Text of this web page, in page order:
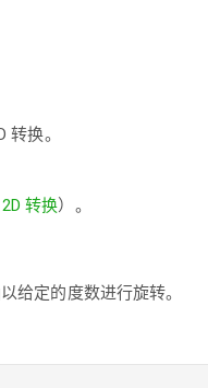
换。
2D 转换）。
给定的度数进行旋转。